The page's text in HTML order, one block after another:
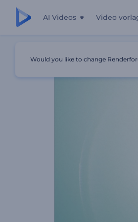
AI Videos Video
Would you like to change